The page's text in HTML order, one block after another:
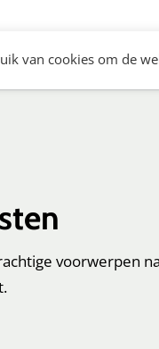
van cookies om de
voorwerpen